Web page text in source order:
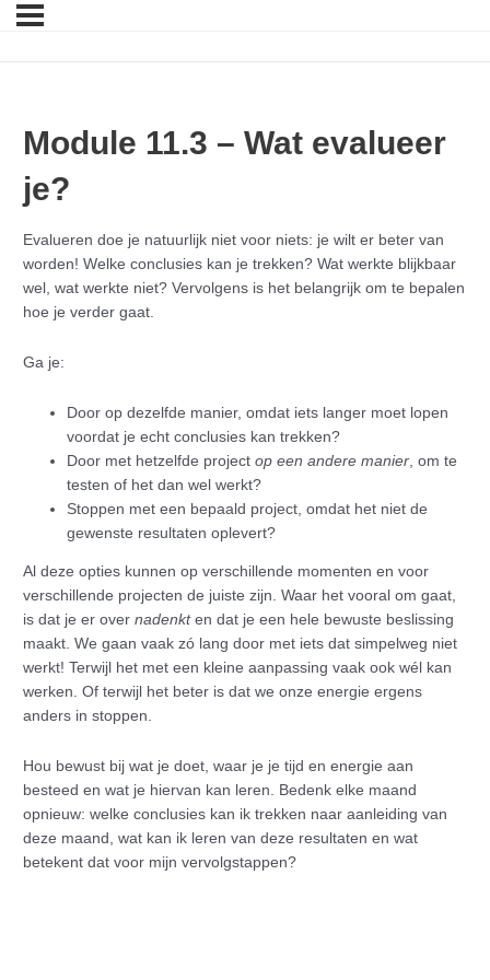
Module 11.3 – Wat evalueer
je?
Evalueren doe je natuurlijk niet voor niets: je wilt er beter van
worden! Welke conclusies kan je trekken? Wat werkte blijkbaar
wel, wat werkte niet? Vervolgens is het belangrijk om te bepalen
hoe je verder gaat.
Ga je:
Door op dezelfde manier, omdat iets langer moet lopen
voordat je echt conclusies kan trekken?
Door met hetzelfde project op een andere manier, om te
testen of het dan wel werkt?
Stoppen met een bepaald project, omdat het niet de
gewenste resultaten oplevert?
Al deze opties kunnen op verschillende momenten en voor
verschillende projecten de juiste zijn. Waar het vooral om gaat,
is dat je er over nadenkten dat je een hele bewuste beslissing
maakt. We gaan vaak zó lang door met iets dat simpelweg niet
werkt! Terwijl het met een kleine aanpassing vaak ook wél kan
werken. Of terwijl het beter is dat we onze energie ergens
anders in stoppen.
Hou bewust bij wat je doet, waar je je tijd en energie aan
besteed en wat je hiervan kan leren. Bedenk elke maand
opnieuw: welke conclusies kan ik trekken naar aanleiding van
deze maand, wat kan ik leren van deze resultaten en wat
betekent dat voor mijn vervolgstappen?